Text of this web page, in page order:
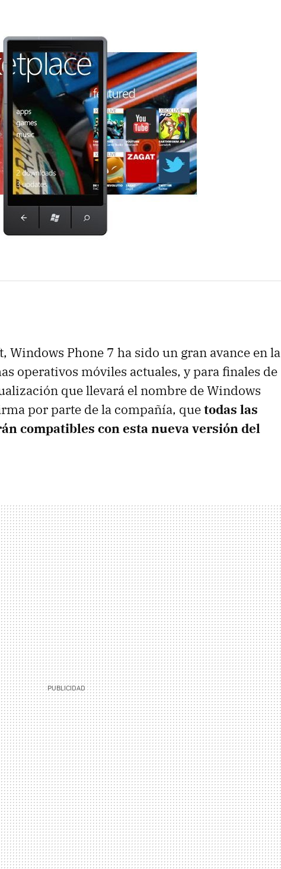
Windows Phone 7 ha sido un gran avance en la
operativos móviles actuales, y para finales de
que llevará el nombre de Windows
por parte de la compañía, quetodas las
compatibles con esta nueva versión del